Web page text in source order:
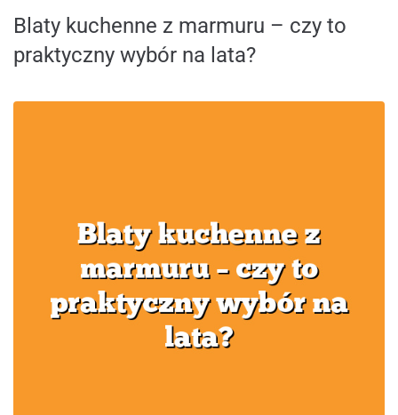
Blaty kuchenne z marmuru – czy to
praktyczny wybór na lata?